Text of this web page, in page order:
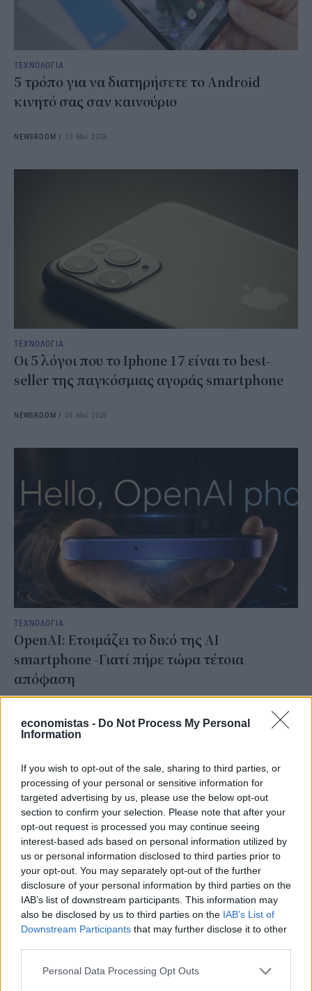
economistas - Do Not Process My Personal
Information
If you wish to opt-out of the sale, sharing to third parties, or
processing of your personal or sensitive information for
targeted advertising by us, please use the below opt-out
section to confirm your selection. Please note that after your
opt-out request is processed you may continue seeing
interest-based ads based on personal information utilized by
us or personal information disclosed to third parties prior to
your opt-out. You may separately opt-out of the further
disclosure of your personal information by third parties on the
IAB’s list of downstream participants. This information may
also be disclosed by us to third parties on the IAB’s List of
Downstream Participants that may further disclose it to other
Personal Data Processing Opt Outs
ΤΕΧΝΟΛΟΓΙΑ
5 τρόπο για να διατηρήσετε το Android
κινητό σας σαν καινούριο
NEWSROOM / 10 Μαΐ 2026
ΤΕΧΝΟΛΟΓΙΑ
Οι 5 λόγοι που το Iphone 17 είναι το best-
seller της παγκόσμιας αγοράς smartphone
NEWSROOM / 08 Μαΐ 2026
ΤΕΧΝΟΛΟΓΙΑ
OpenAI: Ετοιμάζει το δικό της ΑΙ
smartphone -Γιατί πήρε τώρα τέτοια
απόφαση
STORIES
Η ανησυχία για την AI κορυφώνεται: Το
iPod, των ψηφιακών καμερών και των retro